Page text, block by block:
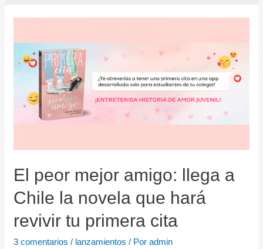
El peor mejor amigo: llega a
Chile la novela que hará
revivir tu primera cita
3 comentarios / lanzamientos / Poradmin